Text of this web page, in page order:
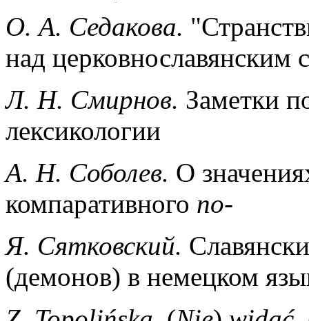
O. А. Седакова.
над церковнославянским
Л. Н. Смирнов. Заметки
лексикологии
А. Н. Соболев. О
компаративного по-
Я. Сятковский.
(демонов) в немецком